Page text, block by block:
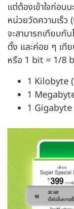
แต่ต้องเข้าใจก่อน
หน่วยวัดความเร็ว
จะสามารถเทียบกั
ตั้ง และค่อย ๆ เที
หรือ 1 bit = 1/8
1 Kilobyte
1
1 Gigabyte